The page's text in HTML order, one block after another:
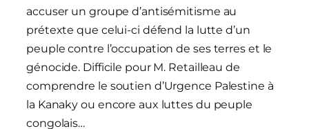
accuser un groupe d’antisémitisme au
prétexte que celui-ci défend la lutte d’un
peuple contre l’occupation de ses terres et le
génocide. Difficile pour M. Retailleau de
comprendre le soutien d’Urgence Palestine à
la Kanaky ou encore aux luttes du peuple
congolais…